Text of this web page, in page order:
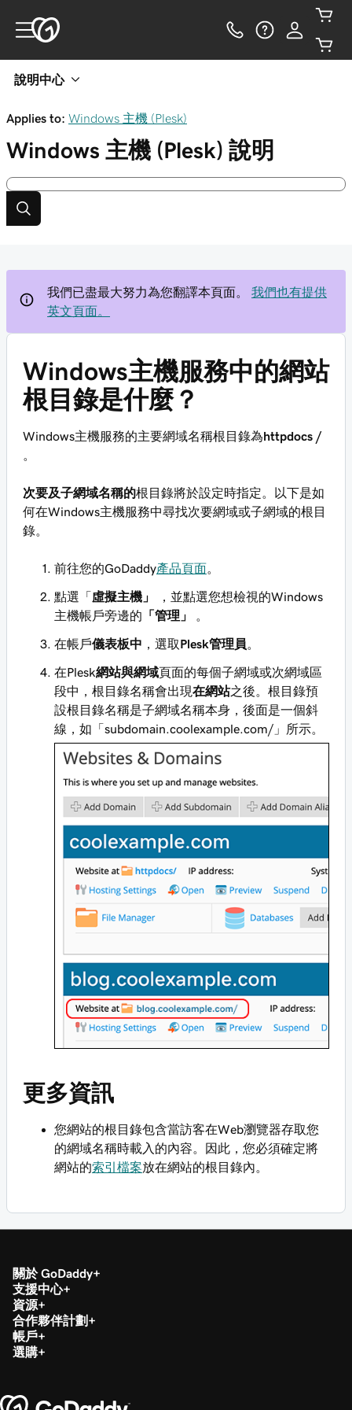
說明中心
Applies to: Windows 主機 (Plesk)
Windows 主機 (Plesk) 說明
我們已盡最大努力為您翻譯本頁面。
我們也有提供
英文頁面。
Windows主機服務中的網站
根目錄是什麼？
Windows主機服務的主要網域名稱根目錄為httpdocs /
次要及子網域名稱的根目錄將於設定時指定。以下是如
何在Windows主機服務中尋找次要網域或子網域的根目
錄。
前往您的GoDaddy產品頁面
點選「 虛擬主機」
，並點選您想檢視的Windows
主機帳戶旁邊的 「管理」
在帳戶儀表板中 ，選取Plesk管理員
在Plesk網站與網域頁面的每個子網域或次網域區
段中，根目錄名稱會出現在網站之後。根目錄預
設根目錄名稱是子網域名稱本身，後面是一個斜
線，如「subdomain.coolexample.com/」所示。
更多資訊
您網站的根目錄包含當訪客在Web瀏覽器存取您
的網域名稱時載入的內容。因此，您必須確定將
網站的索引檔案放在網站的根目錄內。
關於 GoDaddy
支援中心
資源
合作夥伴計劃
帳戶
選購